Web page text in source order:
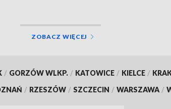
ZOBACZ WIĘCEJ
/ GORZÓW WLKP. / KATOWICE / KIELCE /
/ RZESZÓW / SZCZECIN / WARSZAWA /